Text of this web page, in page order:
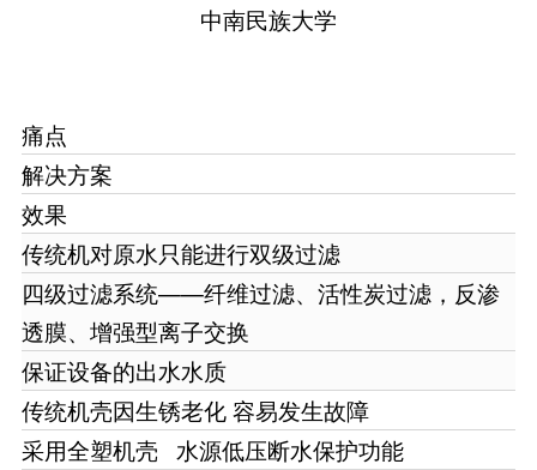
中南民族大学
痛点
解决方案
效果
传统机对原水只能进行双级过滤
四级过滤系统——纤维过滤、活性炭过滤，反渗
透膜、增强型离子交换
保证设备的出水水质
传统机壳因生锈老化 容易发生故障
采用全塑机壳 水源低压断水保护功能